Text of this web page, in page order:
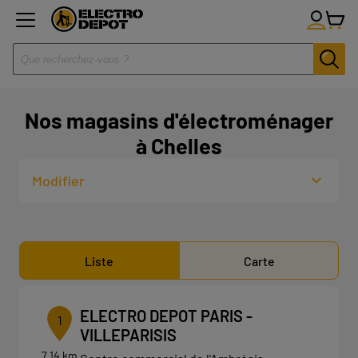
Nos magasins d'électroménager
à Chelles
Modifier
Liste Carte
1
7.14 km
ELECTRO DEPOT PARIS -
VILLEPARISIS